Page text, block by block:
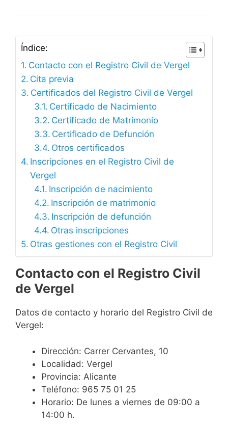
Índice:
Contacto con el Registro Civil de Vergel
Cita previa
Certificados del Registro Civil de Vergel
Certificado de Nacimiento
Certificado de Matrimonio
Certificado de Defunción
Otros certificados
Inscripciones en el Registro Civil de
Vergel
Inscripción de nacimiento
Inscripción de matrimonio
Inscripción de defunción
Otras inscripciones
Otras gestiones con el Registro Civil
Contacto con el Registro Civil
de Vergel
Datos de contacto y horario del Registro Civil de
Vergel:
Dirección: Carrer Cervantes, 10
Localidad: Vergel
Provincia: Alicante
Teléfono: 965 75 01 25
Horario: De lunes a viernes de 09:00 a
14:00 h.